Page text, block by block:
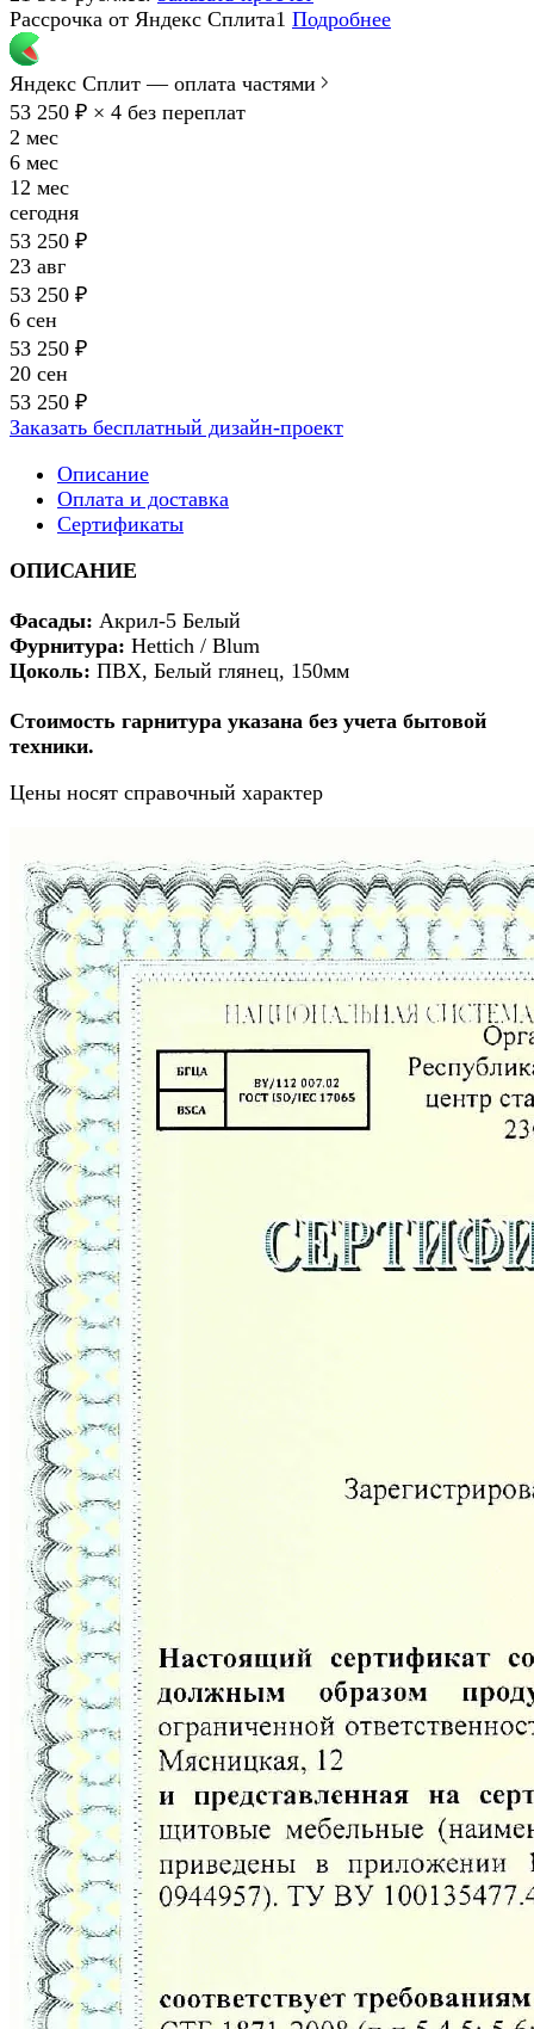
Рассрочка от Яндекс Сплита1 Подробнее
Яндекс Сплит — оплата частями
53 250 ₽ × 4 без переплат
2 мес
6 мес
12 мес
сегодня
53 250 ₽
23 авг
53 250 ₽
6 сен
53 250 ₽
20 сен
53 250 ₽
Заказать бесплатный дизайн-проект
Описание
Оплата и доставка
Сертификаты
ОПИСАНИЕ
Фасады: Акрил-5 Белый
Фурнитура: Hettich / Blum
Цоколь: ПВХ, Белый глянец, 150мм
Стоимость гарнитура указана без учета бытовой
техники.
Цены носят справочный характер